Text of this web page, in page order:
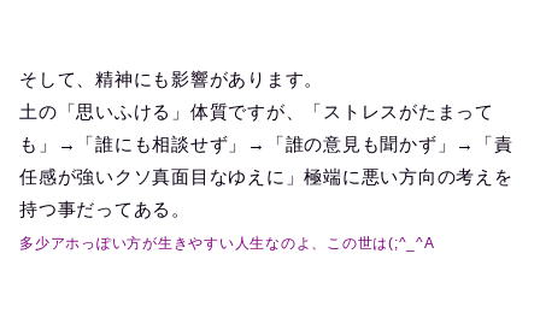
そして、精神にも影響があります。
土の「思いふける」体質ですが、「ストレスがたまって
も」→「誰にも相談せず」→「誰の意見も聞かず」→「責
任感が強いクソ真面目なゆえに」極端に悪い方向の考えを
持つ事だってある。
多少アホっぽい方が生きやすい人生なのよ、この世は(;^_^A